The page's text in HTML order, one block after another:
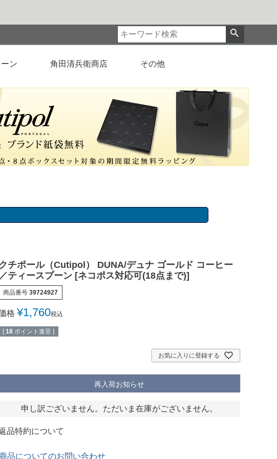
ン 角田清兵衛商店 その他
チポール（Cutipol） DUNA/デュナ ゴールド コーヒー
／ティースプーン [ネコポス対応可(18点まで)]
商品番号 39724927
格 ¥1,760税込
[ 18 ポイント進呈 ]
お気に入りに登録する
再入荷お知らせ
申し訳ございません。ただいま在庫がございません。
品特約について
品についてのお問い合わせ